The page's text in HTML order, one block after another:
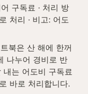
구독료 · 처리 방
처리 · 비고: 어도
북은 산 해에 한꺼
나누어 경비로 반
내는 어도비 구독료
바로 처리합니다.